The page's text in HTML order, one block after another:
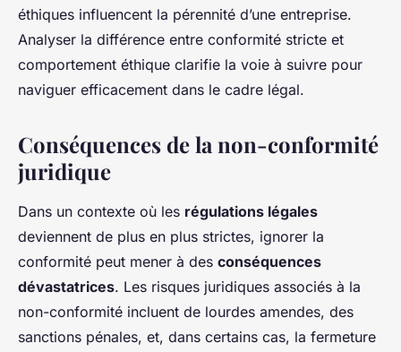
éthiques influencent la pérennité d’une entreprise.
Analyser la différence entre conformité stricte et
comportement éthique clarifie la voie à suivre pour
naviguer efficacement dans le cadre légal.
Conséquences de la non-conformité
juridique
Dans un contexte où les régulations légales
deviennent de plus en plus strictes, ignorer la
conformité peut mener à des conséquences
dévastatrices. Les risques juridiques associés à la
non-conformité incluent de lourdes amendes, des
sanctions pénales, et, dans certains cas, la fermeture